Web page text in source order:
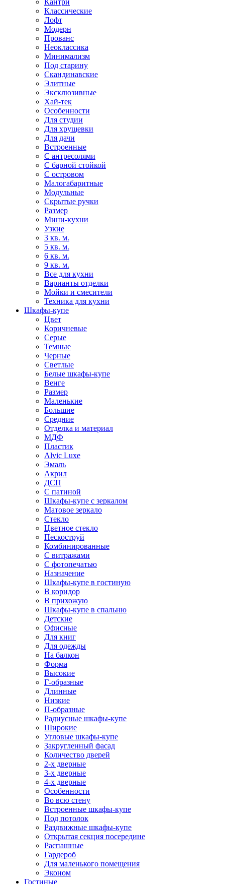
Кантри
Классические
Лофт
Модерн
Прованс
Неоклассика
Минимализм
Под старину
Скандинавские
Элитные
Эксклюзивные
Хай-тек
Особенности
Для студии
Для хрущевки
Для дачи
Встроенные
С антресолями
С барной стойкой
С островом
Малогабаритные
Модульные
Скрытые ручки
Размер
Мини-кухни
Узкие
3 кв. м.
5 кв. м.
6 кв. м.
9 кв. м.
Все для кухни
Варианты отделки
Мойки и смесители
Техника для кухни
Шкафы-купе
Цвет
Коричневые
Серые
Темные
Черные
Светлые
Белые шкафы-купе
Венге
Размер
Маленькие
Большие
Средние
Отделка и материал
МДФ
Пластик
Alvic Luxe
Эмаль
Акрил
ДСП
С патиной
Шкафы-купе с зеркалом
Матовое зеркало
Стекло
Цветное стекло
Пескоструй
Комбинированные
С витражами
С фотопечатью
Назначение
Шкафы-купе в гостиную
В коридор
В прихожую
Шкафы-купе в спальню
Детские
Офисные
Для книг
Для одежды
На балкон
Форма
Высокие
Г-образные
Длинные
Низкие
П-образные
Радиусные шкафы-купе
Широкие
Угловые шкафы-купе
Закругленный фасад
Количество дверей
2-х дверные
3-х дверные
4-х дверные
Особенности
Во всю стену
Встроенные шкафы-купе
Под потолок
Раздвижные шкафы-купе
Открытая секция посередине
Распашные
Гардероб
Для маленького помещения
Эконом
Гостиные